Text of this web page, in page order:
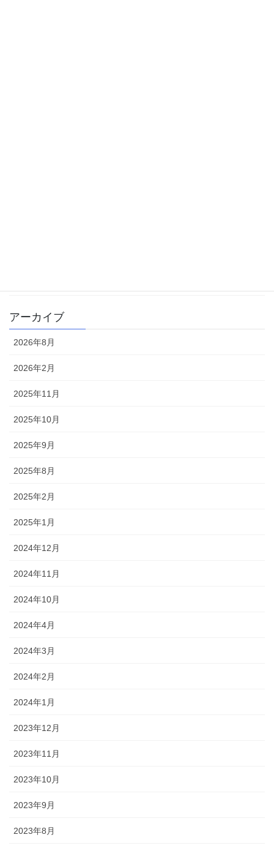
アーカイブ
2026年8月
2026年2月
2025年11月
2025年10月
2025年9月
2025年8月
2025年2月
2025年1月
2024年12月
2024年11月
2024年10月
2024年4月
2024年3月
2024年2月
2024年1月
2023年12月
2023年11月
2023年10月
2023年9月
2023年8月